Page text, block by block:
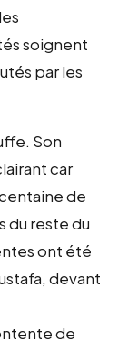
soignent
par les
Son
car
de
du reste du
ont été
devant
de